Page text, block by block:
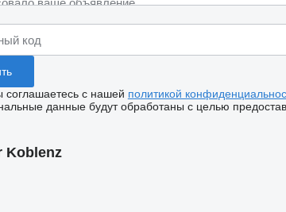
с нашей политикой
данные будут обработаны с целью
Koblenz